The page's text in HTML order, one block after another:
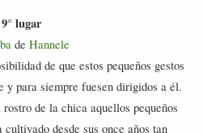
9° lugar
de Hannele
de que estos pequeños gestos
y para siempre fuesen dirigidos a él.
de la chica aquellos pequeños
desde sus once años tan